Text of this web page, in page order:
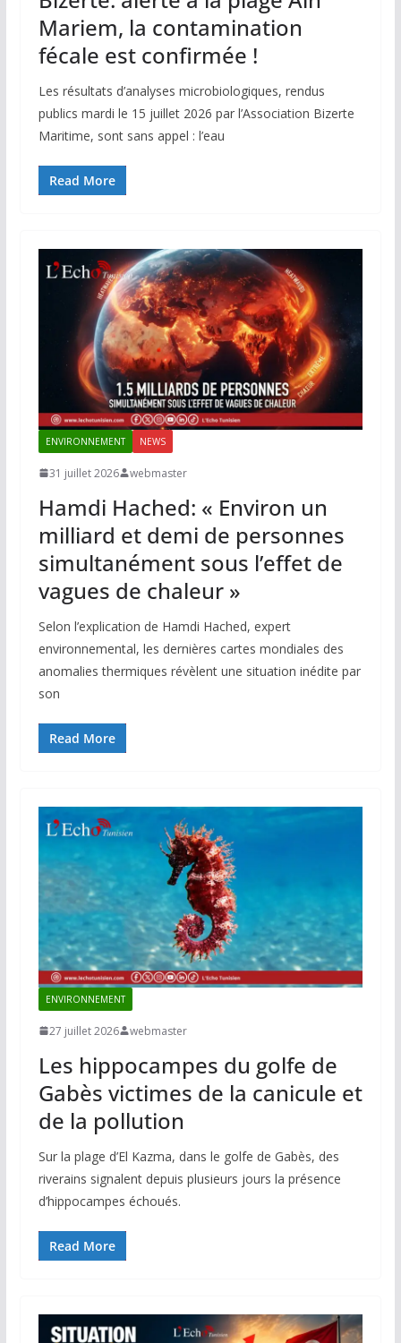
Mariem, la contamination
fécale est confirmée !
Les résultats d’analyses microbiologiques, rendus
publics mardi le 15 juillet 2026 par l’Association Bizerte
Maritime, sont sans appel : l’eau
Read More
ENVIRONNEMENT NEWS
31 juillet 2026 webmaster
Hamdi Hached: « Environ un
milliard et demi de personnes
simultanément sous l’effet de
vagues de chaleur »
Selon l’explication de Hamdi Hached, expert
environnemental, les dernières cartes mondiales des
anomalies thermiques révèlent une situation inédite par
son
Read More
ENVIRONNEMENT
27 juillet 2026 webmaster
Les hippocampes du golfe de
Gabès victimes de la canicule et
de la pollution
Sur la plage d’El Kazma, dans le golfe de Gabès, des
riverains signalent depuis plusieurs jours la présence
d’hippocampes échoués.
Read More